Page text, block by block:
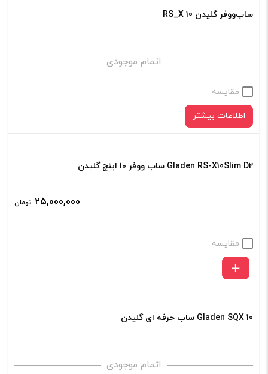
۱۰
ALPHA
ساب‌ووفر گلیدن RS_X 10
اتمام موجودی
مقایسه
اطلاعات بیشتر
Gladen RS-X10Slim D2 ساب ووفر ۱۰ اینچ گلیدن
۲۵,۰۰۰,۰۰۰ تومان
مقایسه
Gladen SQX 10 ساب حرفه ای گلیدن
اتمام موجودی